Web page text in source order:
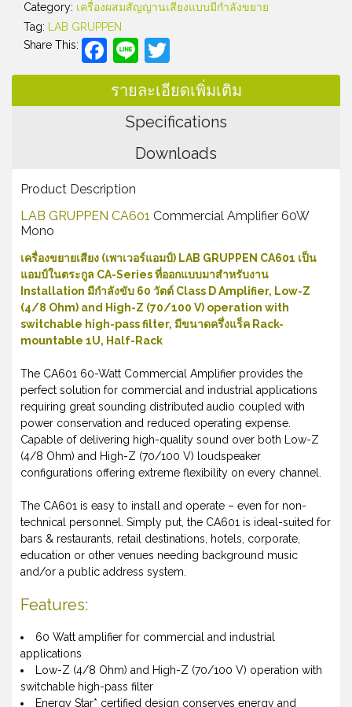
Category: เครื่องผสมสัญญานเสียงแบบมีกำลังขยาย
Tag:
LAB GRUPPEN
Share This:
Facebook
Line
รายละเอียดเพิ่มเติม
Specifications
Downloads
Product Description
LAB GRUPPEN CA601 Commercial Amplifier 60W
Mono
เครื่องขยายเสียง (เพาเวอร์แอมป์) LAB GRUPPEN CA601 เป็น
แอมป์ในตระกูล CA-Series ที่ออกแบบมาสำหรับงาน
Installation มีกำลังขับ 60 วัตต์ Class D Amplifier, Low-Z
(4/8 Ohm) and High-Z (70/100 V) operation with
switchable high-pass filter, มีขนาดครึ่งแร็ค Rack-
mountable 1U, Half-Rack
The CA601 60-Watt Commercial Amplifier provides the
perfect solution for commercial and industrial applications
requiring great sounding distributed audio coupled with
power conservation and reduced operating expense.
Capable of delivering high-quality sound over both Low-Z
(4/8 Ohm) and High-Z (70/100 V) loudspeaker
configurations offering extreme flexibility on every channel.
The CA601 is easy to install and operate – even for non-
technical personnel. Simply put, the CA601 is ideal-suited for
bars & restaurants, retail destinations, hotels, corporate,
education or other venues needing background music
and/or a public address system.
Features:
60 Watt amplifier for commercial and industrial
applications
Low-Z (4/8 Ohm) and High-Z (70/100 V) operation with
switchable high-pass filter
Energy Star* certified design conserves energy and